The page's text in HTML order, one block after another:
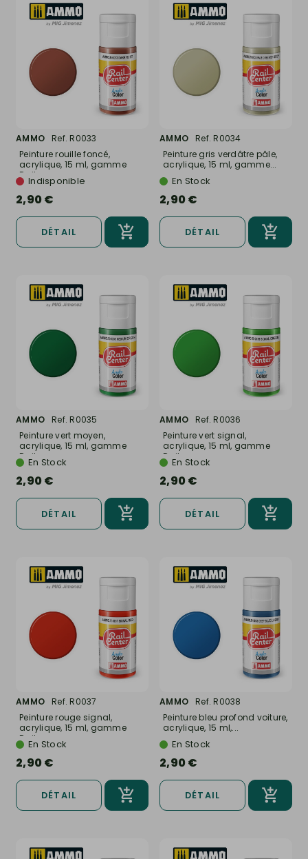
AMMO
Ref. R0033
Peinture rouille foncé,
acrylique, 15 ml, gamme
Rail...Indisponible
2,90 €
DÉTAIL
AMMO
Ref. R0034
Peinture gris verdâtre pâle,
acrylique, 15 ml, gamme...
En Stock
2,90 €
DÉTAIL
AMMO
Ref. R0035
Peinture vert moyen,
acrylique, 15 ml, gamme
Rail...En Stock
2,90 €
DÉTAIL
AMMO
Ref. R0036
Peinture vert signal,
acrylique, 15 ml, gamme
Rail...En Stock
2,90 €
DÉTAIL
AMMO
Ref. R0037
Peinture rouge signal,
acrylique, 15 ml, gamme
Rail...En Stock
2,90 €
DÉTAIL
AMMO
Ref. R0038
Peinture bleu profond voiture,
acrylique, 15 ml,...
En Stock
2,90 €
DÉTAIL